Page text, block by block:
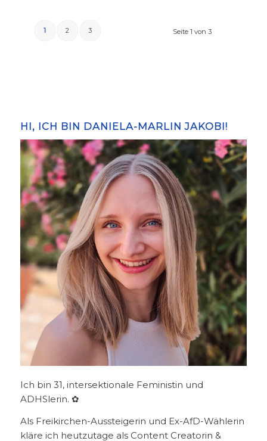
Seite 1 von 3
1 2 3
HI, ICH BIN DANIELA-MARLIN JAKOBI!
Ich bin 31, intersektionale Feministin und
ADHSlerin. ✿
Als Freikirchen-Aussteigerin und Ex-AfD-Wählerin
kläre ich heutzutage als Content Creatorin &